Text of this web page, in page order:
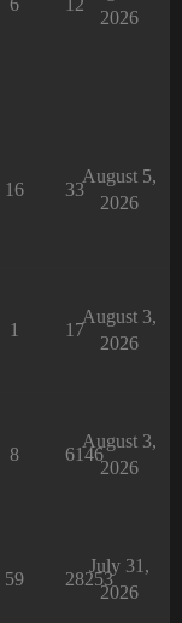
6 12
2026
16 33
August 5,
2026
1 17
August 3,
2026
8 6146
August 3,
2026
59 28253
July 31,
2026